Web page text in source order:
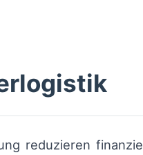
reduzieren